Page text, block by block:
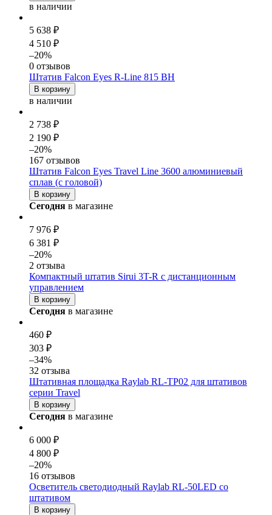
в наличии
5 638 ₽
4 510 ₽
–20%
0 отзывов
Штатив Falcon Eyes R-Line 815 BH
В корзину
в наличии
2 738 ₽
2 190 ₽
–20%
167 отзывов
Штатив Falcon Eyes Travel Line 3600 алюминиевый
сплав (с головой)
В корзину
Сегодня в магазине
7 976 ₽
6 381 ₽
–20%
2 отзыва
Компактный штатив Sirui 3T-R с дистанционным
управлением
В корзину
Сегодня в магазине
460 ₽
303 ₽
–34%
32 отзыва
Штативная площадка Raylab RL-TP02 для штативов
серии Travel
В корзину
Сегодня в магазине
6 000 ₽
4 800 ₽
–20%
16 отзывов
Осветитель светодиодный Raylab RL-50LED со
штативом
В корзину